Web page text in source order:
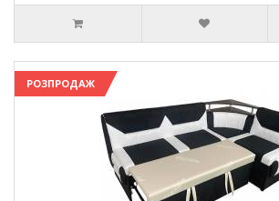
РОЗПРОДАЖ